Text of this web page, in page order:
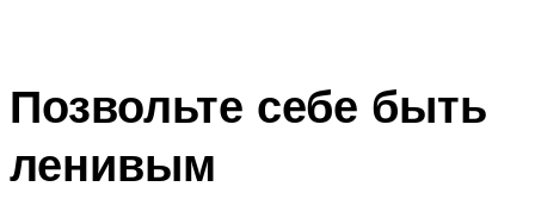
Позвольте себе быть
ленивым